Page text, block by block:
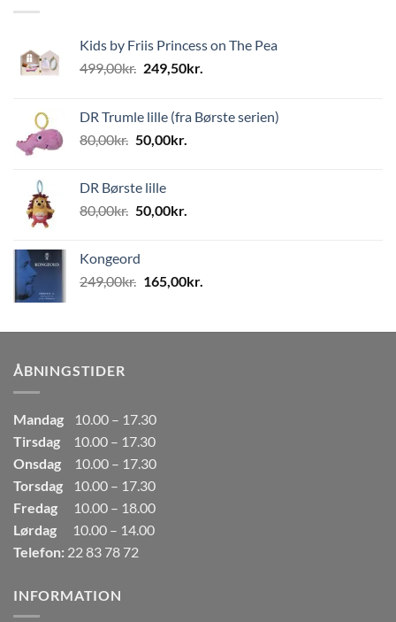
Kids by Friis Princess on The Pea
499,00kr. Den
var:
499,00kr..
249,50kr.
er:
DR Trumle lille (fra Børste serien)
80,00kr. Den
var:
80,00kr..
50,00kr.
50,00kr..
DR Børste lille
80,00kr. Den
var:
80,00kr..
50,00kr.
50,00kr..
Kongeord
249,00kr. Den
var:
165,00kr.
er:
ÅBNINGSTIDER
Mandag
10.00 – 17.30
Tirsdag
10.00 – 17.30
Onsdag
10.00 – 17.30
Torsdag
10.00 – 17.30
Fredag
10.00 – 18.00
Lørdag
10.00 – 14.00
Telefon: 22 83 78 72
INFORMATION